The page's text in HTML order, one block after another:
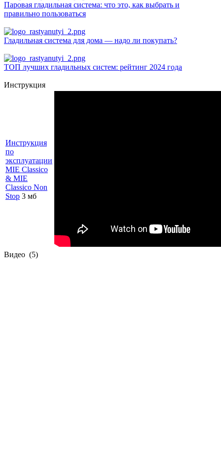
Паровая гладильная система: что это, как выбрать и
правильно пользоваться
Гладильная система для дома — надо ли покупать?
ТОП лучших гладильных систем: рейтинг 2024 года
Инструкция
Инструкция
по
эксплуатации
MIE Classico
& MIE
Classico Non
Stop 3 мб
Видео (5)